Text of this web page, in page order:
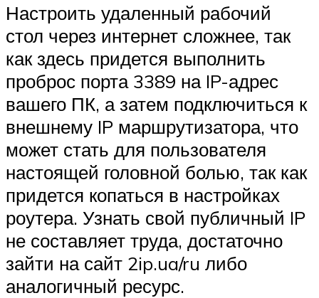
Настроить удаленный рабочий
стол через интернет сложнее, так
как здесь придется выполнить
проброс порта 3389 на IP-адрес
вашего ПК, а затем подключиться к
внешнему IP маршрутизатора, что
может стать для пользователя
настоящей головной болью, так как
придется копаться в настройках
роутера. Узнать свой публичный IP
не составляет труда, достаточно
зайти на сайт 2ip.ua/ru либо
аналогичный ресурс.